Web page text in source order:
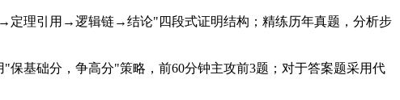
定理引用→逻辑链→结论"四段式证明结构；精练历年真题，分析步
保基础分，争高分"策略，前60分钟主攻前3题；对于答案题采用代